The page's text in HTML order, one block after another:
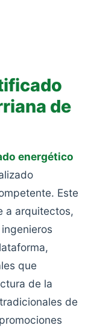
de
energético
Este
a arquitectos,
que
de la
de